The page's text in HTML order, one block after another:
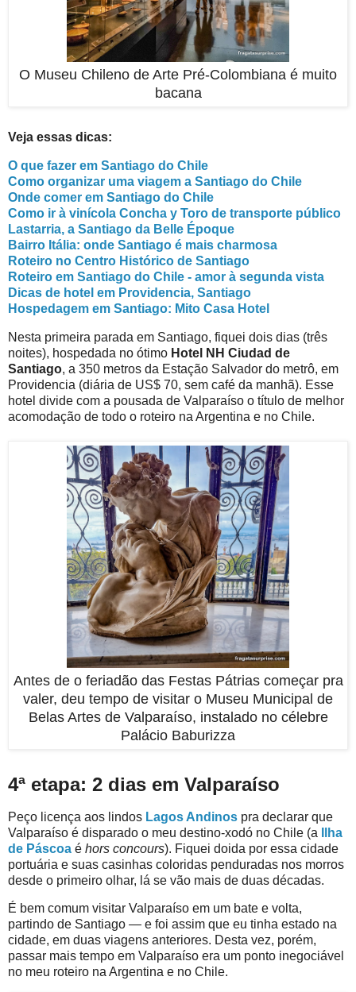
O Museu Chileno de Arte Pré-Colombiana é muito
bacana
Veja essas dicas:
O que fazer em Santiago do Chile
Como organizar uma viagem a Santiago do Chile
Onde comer em Santiago do Chile
Como ir à vinícola Concha y Toro de transporte público
Lastarria, a Santiago da Belle Époque
Bairro Itália: onde Santiago é mais charmosa
Roteiro no Centro Histórico de Santiago
Roteiro em Santiago do Chile - amor à segunda vista
Dicas de hotel em Providencia, Santiago
Hospedagem em Santiago: Mito Casa Hotel
Nesta primeira parada em Santiago, fiquei dois dias (três
noites), hospedada no ótimo Hotel NH Ciudad de
Santiago, a 350 metros da Estação Salvador do metrô, em
Providencia (diária de US$ 70, sem café da manhã). Esse
hotel divide com a pousada de Valparaíso o título de melhor
acomodação de todo o roteiro na Argentina e no Chile.
Antes de o feriadão das Festas Pátrias começar pra
valer, deu tempo de visitar o Museu Municipal de
Belas Artes de Valparaíso, instalado no célebre
Palácio Baburizza
4ª etapa: 2 dias em Valparaíso
Peço licença aos lindos Lagos Andinos pra declarar que
Valparaíso é disparado o meu destino-xodó no Chile (a
Ilha
de Páscoa é hors concours). Fiquei doida por essa cidade
portuária e suas casinhas coloridas penduradas nos morros
desde o primeiro olhar, lá se vão mais de duas décadas.
É bem comum visitar Valparaíso em um bate e volta,
partindo de Santiago — e foi assim que eu tinha estado na
cidade, em duas viagens anteriores. Desta vez, porém,
passar mais tempo em Valparaíso era um ponto inegociável
no meu roteiro na Argentina e no Chile.